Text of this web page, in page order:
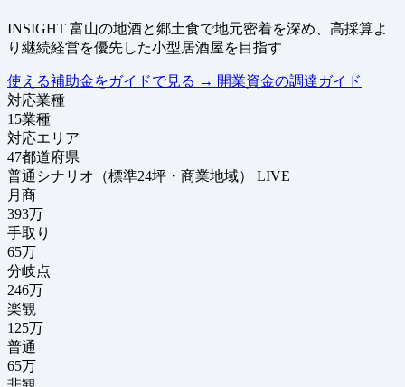
INSIGHT 富山の地酒と郷土食で地元密着を深め、高採算よ
り継続経営を優先した小型居酒屋を目指す
使える補助金をガイドで見る → 開業資金の調達ガイド
対応業種
15業種
対応エリア
47都道府県
普通シナリオ（標準24坪・商業地域）
LIVE
月商
393万
手取り
65万
分岐点
246万
楽観
125万
普通
65万